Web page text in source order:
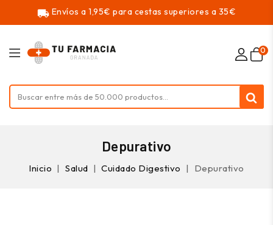
local_shipping Envíos a 1,95€ para cestas superiores a 35€
0
Depurativo
Inicio Salud Cuidado Digestivo Depurativo